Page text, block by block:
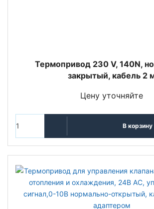
Термопривод 230 V, 140N,
закрытый, кабель 2
Цену уточняйте
В корзину